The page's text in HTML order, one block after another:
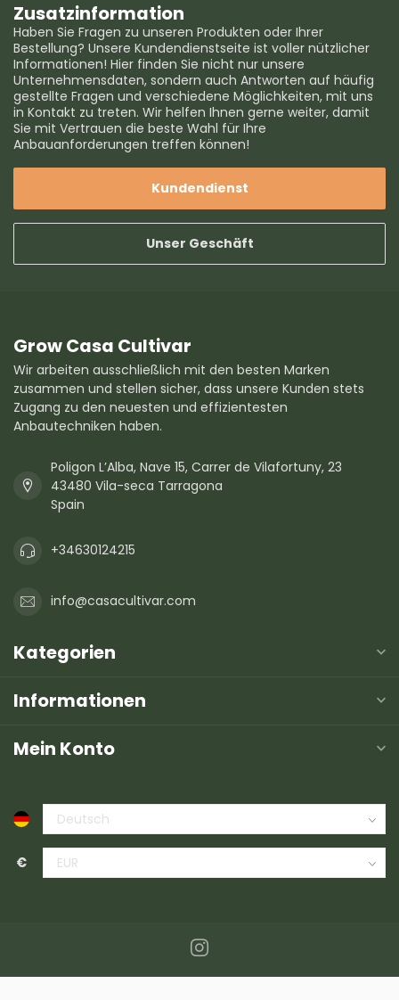
Zusatzinformation
Haben Sie Fragen zu unseren Produkten oder Ihrer
Bestellung? Unsere Kundendienstseite ist voller nützlicher
Informationen! Hier finden Sie nicht nur unsere
Unternehmensdaten, sondern auch Antworten auf häufig
gestellte Fragen und verschiedene Möglichkeiten, mit uns
in Kontakt zu treten. Wir helfen Ihnen gerne weiter, damit
Sie mit Vertrauen die beste Wahl für Ihre
Anbauanforderungen treffen können!
Kundendienst
Unser Geschäft
Grow Casa Cultivar
Wir arbeiten ausschließlich mit den besten Marken
zusammen und stellen sicher, dass unsere Kunden stets
Zugang zu den neuesten und effizientesten
Anbautechniken haben.
Poligon L’Alba, Nave 15, Carrer de Vilafortuny, 23
43480 Vila-seca Tarragona
Spain
+34630124215
info@casacultivar.com
Kategorien
Informationen
Mein Konto
€